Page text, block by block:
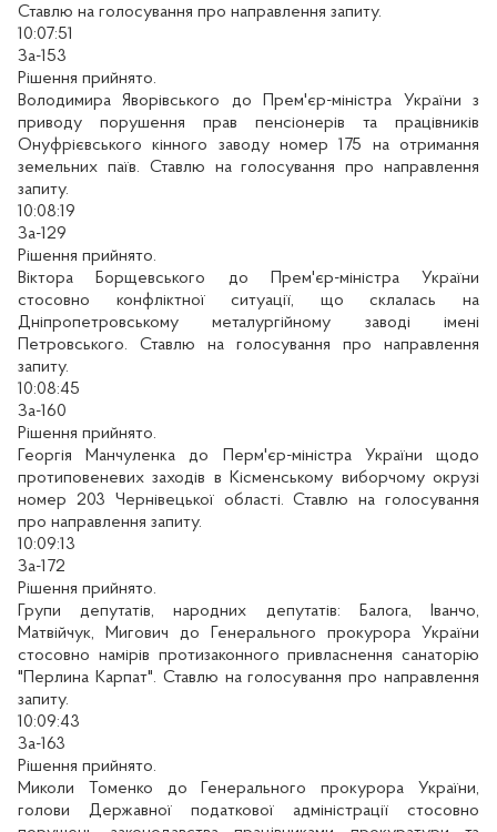
Ставлю на голосування про направлення запиту.
10:07:51
За-153
Рішення прийнято.
Володимира Яворівського до Прем'єр-міністра України з
приводу порушення прав пенсіонерів та працівників
Онуфрієвського кінного заводу номер 175 на отримання
земельних паїв. Ставлю на голосування про направлення
запиту.
10:08:19
За-129
Рішення прийнято.
Віктора Борщевського до Прем'єр-міністра України
стосовно конфліктної ситуації, що склалась на
Дніпропетровському металургійному заводі імені
Петровського. Ставлю на голосування про направлення
запиту.
10:08:45
За-160
Рішення прийнято.
Георгія Манчуленка до Перм'єр-міністра України щодо
протиповеневих заходів в Кісменському виборчому окрузі
номер 203 Чернівецької області. Ставлю на голосування
про направлення запиту.
10:09:13
За-172
Рішення прийнято.
Групи депутатів, народних депутатів: Балога, Іванчо,
Матвійчук, Мигович до Генерального прокурора України
стосовно намірів протизаконного привласнення санаторію
"Перлина Карпат". Ставлю на голосування про направлення
запиту.
10:09:43
За-163
Рішення прийнято.
Миколи Томенко до Генерального прокурора України,
голови Державної податкової адміністрації стосовно